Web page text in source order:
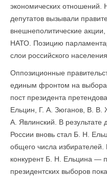
экономических отношений.
депутатов вызывали
внешнеполитические
НАТО. Позицию
слои российского населения.
Оппозиционные
единым фронтом на
пост президента
Ельцин, Г. А. Зюганов, В. В.
А. Явлинский. В результате
России вновь стал Б. Н.
общего числа
конкурент Б. Н. Ельцина —
президентских выборов